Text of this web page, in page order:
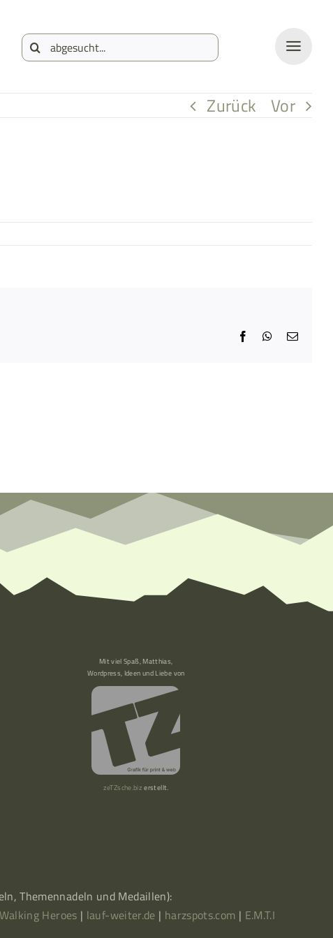
Suche
Zurück
Vor
Facebook
WhatsApp
E-
Mit viel Spaß, Matthias,
Wordpress, Ideen und Liebe von
zeTZsche.biz erstellt.
Themennadeln und Medaillen):
Walking Heroes | lauf-weiter.de | harzspots.com | E.M.T.I